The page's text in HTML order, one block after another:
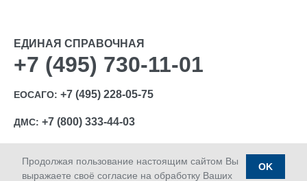
Продолжая пользование настоящим сайтом Вы
выражаете своё согласие на обработку Ваших
OK
ЕДИНАЯ СПРАВОЧНАЯ
+7 (495) 730-11-01
ЕОСАГО: +7 (495) 228-05-75
ДМС: +7 (800) 333-44-03